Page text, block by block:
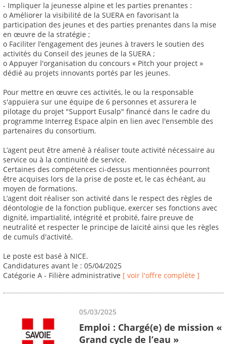
- Impliquer la jeunesse alpine et les parties prenantes :
o Améliorer la visibilité de la SUERA en favorisant la
participation des jeunes et des parties prenantes dans la mise
en œuvre de la stratégie ;
o Faciliter l’engagement des jeunes à travers le soutien des
activités du Conseil des jeunes de la SUERA ;
o Appuyer l'organisation du concours « Pitch your project »
dédié au projets innovants portés par les jeunes.
Pour mettre en œuvre ces activités, le ou la responsable
s'appuiera sur une équipe de 6 personnes et assurera le
pilotage du projet "Support Eusalp" financé dans le cadre du
programme Interreg Espace alpin en lien avec l'ensemble des
partenaires du consortium.
L’agent peut être amené à réaliser toute activité nécessaire au
service ou à la continuité de service.
Certaines des compétences ci-dessus mentionnées pourront
être acquises lors de la prise de poste et, le cas échéant, au
moyen de formations.
L’agent doit réaliser son activité dans le respect des règles de
déontologie de la fonction publique, exercer ses fonctions avec
dignité, impartialité, intégrité et probité, faire preuve de
neutralité et respecter le principe de laïcité ainsi que les règles
de cumuls d'activité.
Le poste est basé à NICE.
Candidatures avant le : 05/04/2025
Catégorie A - Filière administrative [ voir l'offre complète ]
05/03/2025
Emploi : Chargé(e) de mission «
Grand cycle de l’eau »